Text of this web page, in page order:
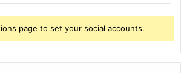
page to set your social accounts.